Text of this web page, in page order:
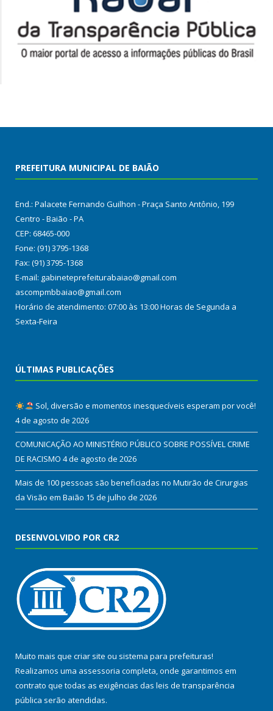
PREFEITURA MUNICIPAL DE BAIÃO
End.: Palacete Fernando Guilhon - Praça Santo Antônio, 199
Centro - Baião - PA
CEP: 68465-000
Fone: (91) 3795-1368
Fax: (91) 3795-1368
E-mail: gabineteprefeiturabaiao@gmail.com
ascompmbbaiao@gmail.com
Horário de atendimento: 07:00 às 13:00 Horas de Segunda a
Sexta-Feira
ÚLTIMAS PUBLICAÇÕES
Sol, diversão e momentos inesquecíveis esperam por você!
4 de agosto de 2026
COMUNICAÇÃO AO MINISTÉRIO PÚBLICO SOBRE POSSÍVEL CRIME
DE RACISMO 4 de agosto de 2026
Mais de 100 pessoas são beneficiadas no Mutirão de Cirurgias
da Visão em Baião 15 de julho de 2026
DESENVOLVIDO POR CR2
Muito mais que criar site ou sistema para prefeituras!
Realizamos uma assessoria completa, onde garantimos em
contrato que todas as exigências das leis de transparência
pública serão atendidas.